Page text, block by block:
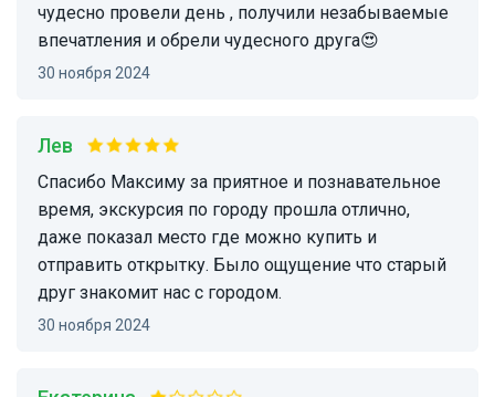
чудесно провели день , получили незабываемые
впечатления и обрели чудесного друга😍
30 ноября 2024
Лев
Спасибо Максиму за приятное и познавательное
время, экскурсия по городу прошла отлично,
даже показал место где можно купить и
отправить открытку. Было ощущение что старый
друг знакомит нас с городом.
30 ноября 2024